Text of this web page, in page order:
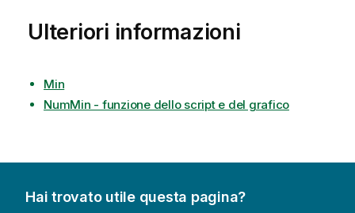
Ulteriori informazioni
Min
NumMin - funzione dello script e del grafico
Hai trovato utile questa pagina?